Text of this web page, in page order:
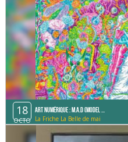
18
OCTO
Art Numérique : M.A.D (Model ...
La Friche La Belle de mai